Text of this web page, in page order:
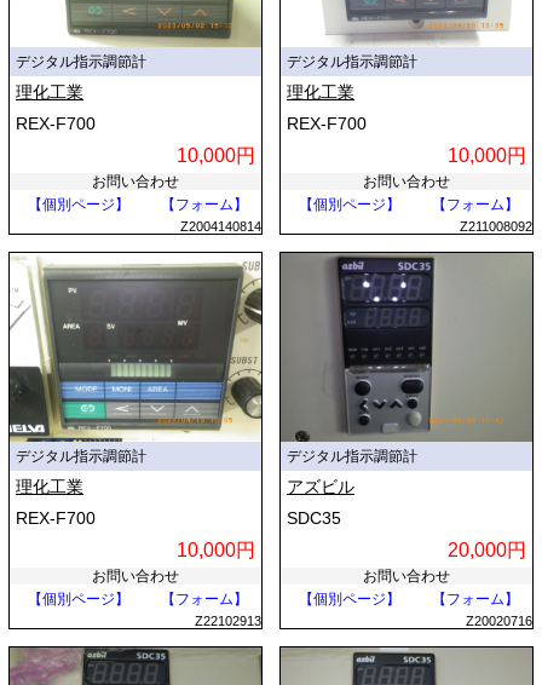
デジタル指示調節計
理化工業
REX-F700
10,000円
お問い合わせ
【個別ページ】
【フォーム】
Z2004140814
デジタル指示調節計
理化工業
REX-F700
10,000円
お問い合わせ
【個別ページ】
【フォーム】
Z211008092
デジタル指示調節計
理化工業
REX-F700
10,000円
お問い合わせ
【個別ページ】
【フォーム】
Z22102913
デジタル指示調節計
アズビル
SDC35
20,000円
お問い合わせ
【個別ページ】
【フォーム】
Z20020716